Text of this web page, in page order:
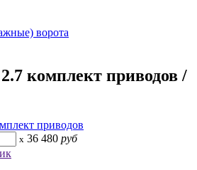
ворота
комплект приводов /
x 36 480 руб